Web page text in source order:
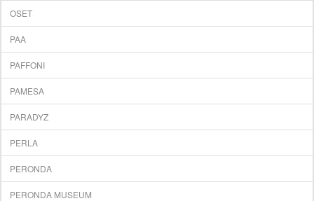
OSET
PAA
PAFFONI
PAMESA
PARADYZ
PERLA
PERONDA
PERONDA MUSEUM